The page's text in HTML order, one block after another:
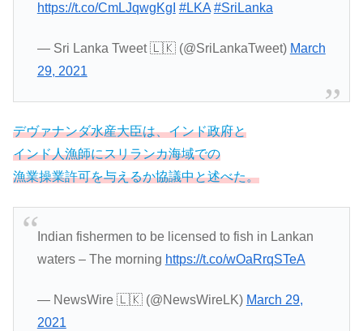
https://t.co/CmLJqwgKgI #LKA #SriLanka
— Sri Lanka Tweet 🇱🇰 (@SriLankaTweet) March
29, 2021
デヴァナンダ水産大臣は、インド政府と
インド人漁師にスリランカ海域での
漁業操業許可を与えるか協議中と述べた。
Indian fishermen to be licensed to fish in Lankan
waters – The morning https://t.co/wOaRrqSTeA
— NewsWire 🇱🇰 (@NewsWireLK) March 29,
2021